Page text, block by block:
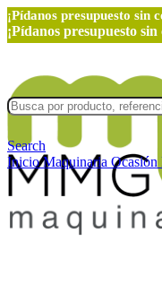
¡Pídanos presupuesto sin
¡Pídanos presupuesto
Search
InicioMaquinaria Ocasión